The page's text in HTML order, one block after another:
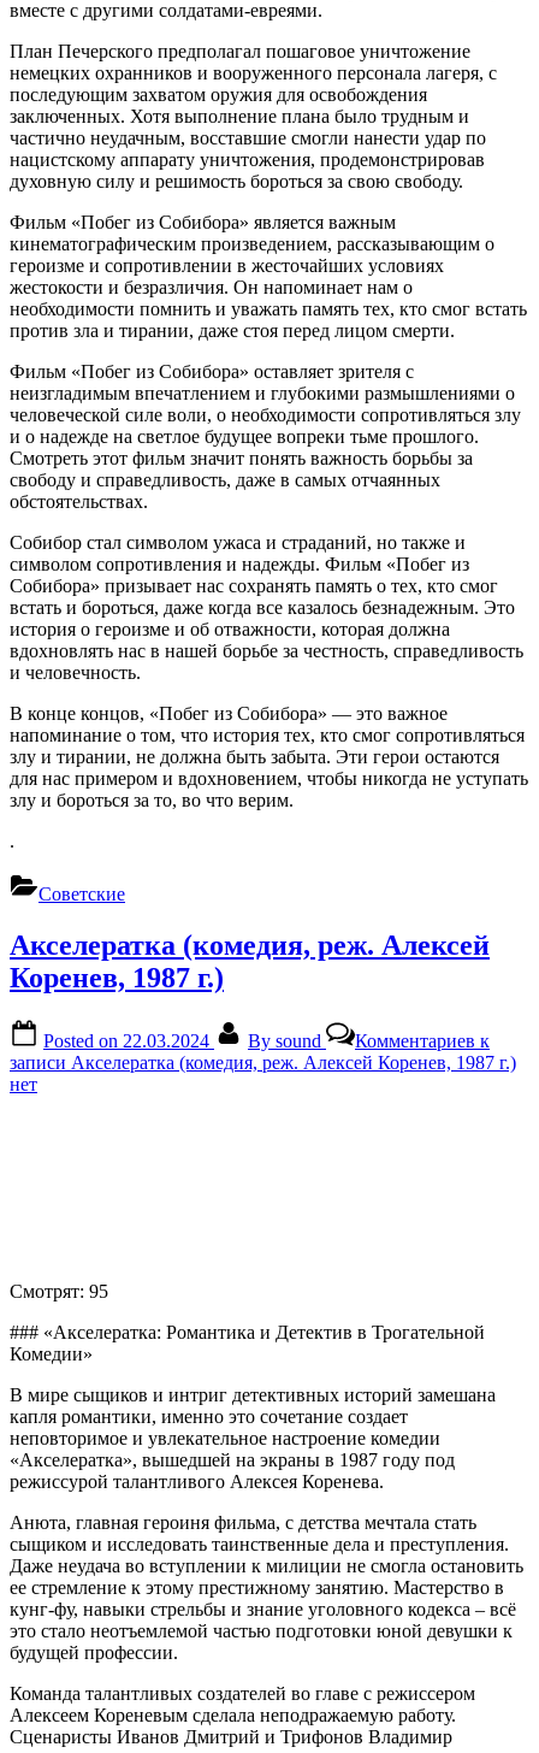
вместе с другими солдатами-евреями.
План Печерского предполагал пошаговое уничтожение
немецких охранников и вооруженного персонала лагеря, с
последующим захватом оружия для освобождения
заключенных. Хотя выполнение плана было трудным и
частично неудачным, восставшие смогли нанести удар по
нацистскому аппарату уничтожения, продемонстрировав
духовную силу и решимость бороться за свою свободу.
Фильм «Побег из Собибора» является важным
кинематографическим произведением, рассказывающим о
героизме и сопротивлении в жесточайших условиях
жестокости и безразличия. Он напоминает нам о
необходимости помнить и уважать память тех, кто смог встать
против зла и тирании, даже стоя перед лицом смерти.
Фильм «Побег из Собибора» оставляет зрителя с
неизгладимым впечатлением и глубокими размышлениями о
человеческой силе воли, о необходимости сопротивляться злу
и о надежде на светлое будущее вопреки тьме прошлого.
Смотреть этот фильм значит понять важность борьбы за
свободу и справедливость, даже в самых отчаянных
обстоятельствах.
Собибор стал символом ужаса и страданий, но также и
символом сопротивления и надежды. Фильм «Побег из
Собибора» призывает нас сохранять память о тех, кто смог
встать и бороться, даже когда все казалось безнадежным. Это
история о героизме и об отважности, которая должна
вдохновлять нас в нашей борьбе за честность, справедливость
и человечность.
В конце концов, «Побег из Собибора» — это важное
напоминание о том, что история тех, кто смог сопротивляться
злу и тирании, не должна быть забыта. Эти герои остаются
для нас примером и вдохновением, чтобы никогда не уступать
злу и бороться за то, во что верим.
.
Советские
Акселератка (комедия, реж. Алексей
Коренев, 1987 г.)
Posted on 22.03.2024 By sound Комментариев к
записи Акселератка (комедия, реж. Алексей Коренев, 1987 г.)
нет
Смотрят: 95
### «Акселератка: Романтика и Детектив в Трогательной
Комедии»
В мире сыщиков и интриг детективных историй замешана
капля романтики, именно это сочетание создает
неповторимое и увлекательное настроение комедии
«Акселератка», вышедшей на экраны в 1987 году под
режиссурой талантливого Алексея Коренева.
Анюта, главная героиня фильма, с детства мечтала стать
сыщиком и исследовать таинственные дела и преступления.
Даже неудача во вступлении к милиции не смогла остановить
ее стремление к этому престижному занятию. Мастерство в
кунг-фу, навыки стрельбы и знание уголовного кодекса – всё
это стало неотъемлемой частью подготовки юной девушки к
будущей профессии.
Команда талантливых создателей во главе с режиссером
Алексеем Кореневым сделала неподражаемую работу.
Сценаристы Иванов Дмитрий и Трифонов Владимир